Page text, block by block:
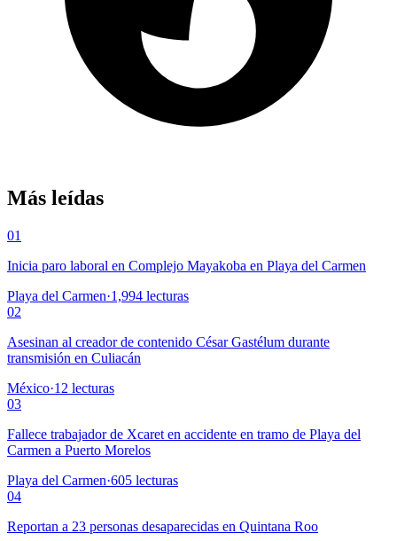
Más leídas
01
Inicia paro laboral en Complejo Mayakoba en Playa del Carmen
Playa del Carmen·1,994 lecturas
02
Asesinan al creador de contenido César Gastélum durante
transmisión en Culiacán
México·12 lecturas
03
Fallece trabajador de Xcaret en accidente en tramo de Playa del
Carmen a Puerto Morelos
Playa del Carmen·605 lecturas
04
Reportan a 23 personas desaparecidas en Quintana Roo